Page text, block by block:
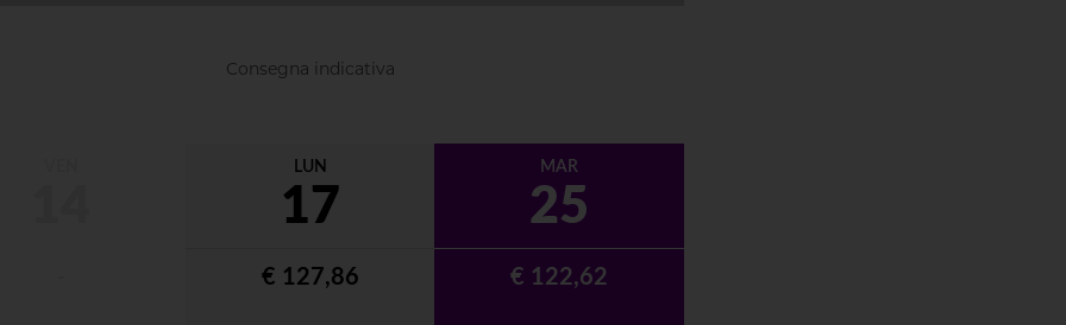
Consegna indicativa
LUN
17
€ 127,86
MAR
25
€ 122,62